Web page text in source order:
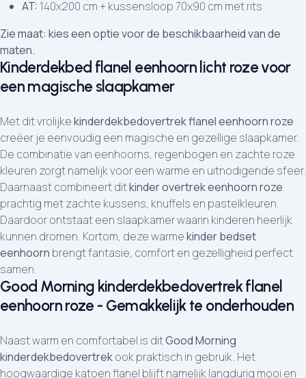
AT: 140x200 cm + kussensloop 70x90 cm met rits
Zie maat: kies een optie voor de beschikbaarheid van de
maten.
Kinderdekbed flanel eenhoorn licht roze voor
een magische slaapkamer
Met dit vrolijkekinderdekbedovertrek flanel eenhoorn roze
creëer je eenvoudig een magische en gezellige slaapkamer.
De combinatie van eenhoorns, regenbogen en zachte roze
kleuren zorgt namelijk voor een warme en uitnodigende sfeer.
Daarnaast combineert ditkinder overtrek eenhoorn roze
prachtig met zachte kussens, knuffels en pastelkleuren.
Daardoor ontstaat een slaapkamer waarin kinderen heerlijk
kunnen dromen. Kortom, deze warmekinder bedset
eenhoorn brengt fantasie, comfort en gezelligheid perfect
samen.
Good Morning kinderdekbedovertrek flanel
eenhoorn roze - Gemakkelijk te onderhouden
Naast warm en comfortabel is ditGood Morning
kinderdekbedovertrekook praktisch in gebruik. Het
hoogwaardige katoen flanel blijft namelijk langdurig mooi en